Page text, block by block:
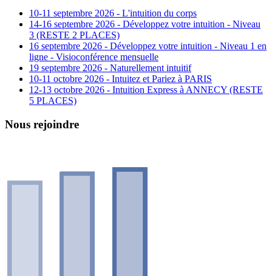
10-11 septembre 2026 - L'intuition du corps
14-16 septembre 2026 - Développez votre intuition - Niveau
3 (RESTE 2 PLACES)
16 septembre 2026 - Développez votre intuition - Niveau 1 en
ligne - Visioconférence mensuelle
19 septembre 2026 - Naturellement intuitif
10-11 octobre 2026 - Intuitez et Pariez à PARIS
12-13 octobre 2026 - Intuition Express à ANNECY (RESTE
5 PLACES)
Nous rejoindre